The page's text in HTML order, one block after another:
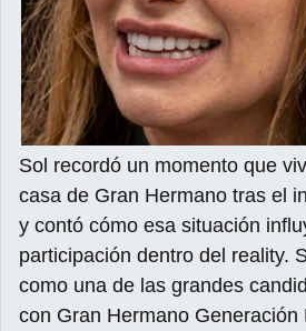
Sol recordó un momento que
casa de Gran Hermano tras el
y contó cómo esa situación
participación dentro del reality.
como una de las grandes
con Gran Hermano Generación